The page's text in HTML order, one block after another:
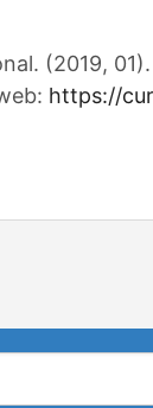
(2019,
https://